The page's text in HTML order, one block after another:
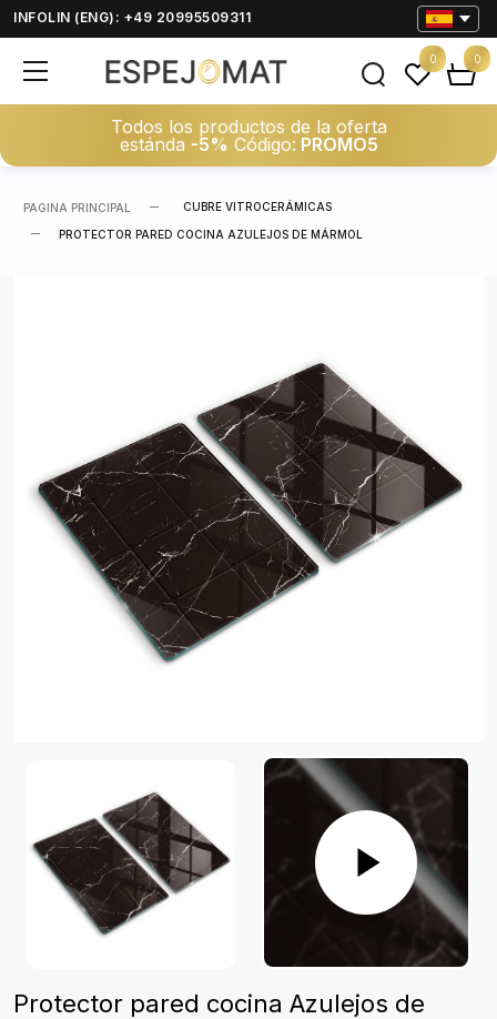
INFOLIN (ENG): +49 20995509311
Todos los productos de la oferta
estánda -5% Código: PROMO5
0 0
PAGINA PRINCIPAL CUBRE VITROCERÁMICAS
PROTECTOR PARED COCINA AZULEJOS DE MÁRMOL
Protector pared cocina Azulejos de